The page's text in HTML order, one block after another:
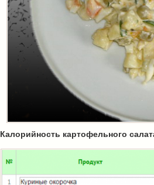
Калорийность картофельного